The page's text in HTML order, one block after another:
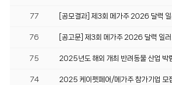
77 [공모결과] 제3회 메가주 2026 달력
76 [공고문] 제3회 메가주 2026 달력 일
75 2025년도 해외 개최 반려동물 산업 박
74 2025 케이펫페어/메가주 참가기업 모